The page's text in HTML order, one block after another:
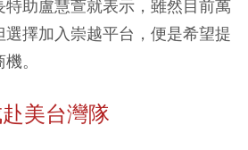
助盧慧萱就表示，雖然目前萬
擇加入崇越平台，便是希望提
。
美台灣隊